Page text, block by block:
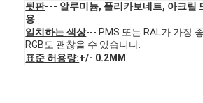
뒷판--- 알루미늄, 폴리카보네트, 아크릴
용
일치하는 색상--- PMS 또는 RAL가 가장
RGB도 괜찮을 수 있습니다.
표준 허용량:+/- 0.2MM